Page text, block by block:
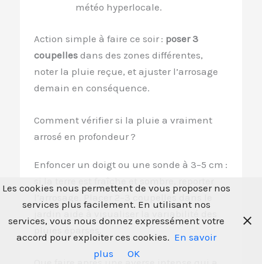
météo hyperlocale.
Action simple à faire ce soir : poser 3
coupelles dans des zones différentes,
noter la pluie reçue, et ajuster l’arrosage
demain en conséquence.
Comment vérifier si la pluie a vraiment
arrosé en profondeur ?
Enfoncer un doigt ou une sonde à 3–5 cm :
si la terre est fraîche et sombre, reporter
l’arrosage. Placer 2–3 coupelles dans le
jardin aide à visualiser la variabilité des
Les cookies nous permettent de vous proposer nos
services plus facilement. En utilisant nos
services, vous nous donnez expressément votre
accord pour exploiter ces cookies. En savoir
plus
OK